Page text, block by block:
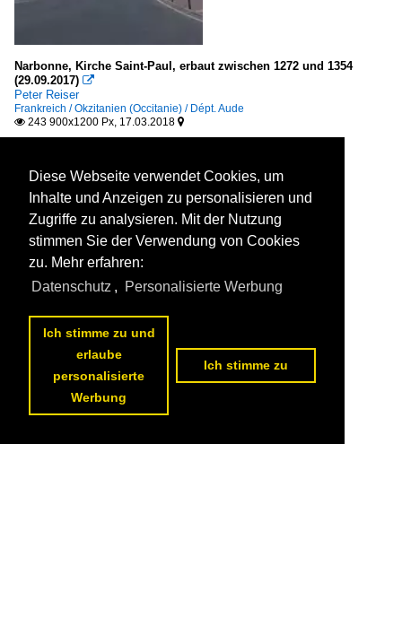
Narbonne, Kirche Saint-Paul, erbaut zwischen 1272 und 1354
(29.09.2017) 
Peter Reiser
Frankreich / Okzitanien (Occitanie) / Dépt. Aude
 243 900x1200 Px, 17.03.2018 
Diese Webseite verwendet Cookies, um
Inhalte und Anzeigen zu personalisieren und
Zugriffe zu analysieren. Mit der Nutzung
stimmen Sie der Verwendung von Cookies
zu. Mehr erfahren:
Datenschutz , Personalisierte Werbung
Ich stimme zu und
erlaube
personalisierte
Werbung
Ich stimme zu